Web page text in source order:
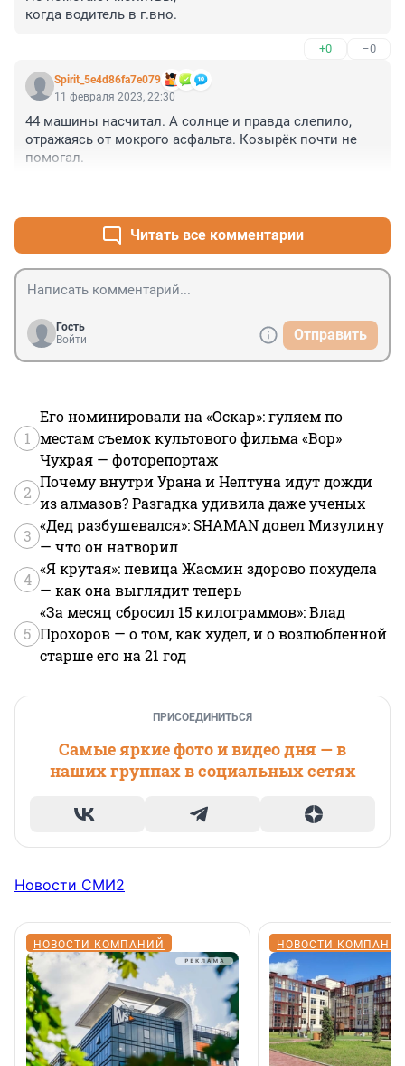
когда водитель в г.вно.
+0 –0
Spirit_5e4d86fa7e079
11 февраля 2023, 22:30
44 машины насчитал. А солнце и правда слепило,
отражаясь от мокрого асфальта. Козырёк почти не
помогал.
Читать все комментарии
Гость
Войти
Отправить
1
Его номинировали на «Оскар»: гуляем по
местам съемок культового фильма «Вор»
Чухрая — фоторепортаж
2
Почему внутри Урана и Нептуна идут дожди
из алмазов? Разгадка удивила даже ученых
3
«Дед разбушевался»: SHAMAN довел Мизулину
— что он натворил
4
«Я крутая»: певица Жасмин здорово похудела
— как она выглядит теперь
5
«За месяц сбросил 15 килограммов»: Влад
Прохоров — о том, как худел, и о возлюбленной
старше его на 21 год
ПРИСОЕДИНИТЬСЯ
Самые яркие фото и видео дня — в
наших группах в социальных сетях
Новости СМИ2
НОВОСТИ КОМПАНИЙ НОВОСТИ